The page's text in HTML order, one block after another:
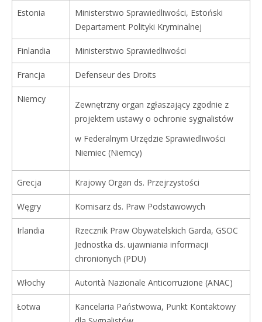
Estonia
Ministerstwo Sprawiedliwości, Estoński
Departament Polityki Kryminalnej
Finlandia Ministerstwo Sprawiedliwości
Francja Defenseur des Droits
Niemcy
Zewnętrzny organ zgłaszający zgodnie z
projektem ustawy o ochronie sygnalistów
w Federalnym Urzędzie Sprawiedliwości
Niemiec (Niemcy)
Grecja Krajowy Organ ds. Przejrzystości
Węgry Komisarz ds. Praw Podstawowych
Irlandia
Rzecznik Praw Obywatelskich Garda, GSOC
Jednostka ds. ujawniania informacji
chronionych (PDU)
Włochy Autorità Nazionale Anticorruzione (ANAC)
Łotwa
Kancelaria Państwowa, Punkt Kontaktowy